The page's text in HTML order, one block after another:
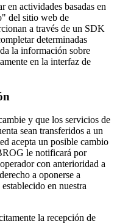
en actividades basadas en
del sitio web de
a través de un SDK
determinadas
la información sobre
en la interfaz de
y que los servicios de
sean transferidos a un
acepta un posible cambio
le notificará por
con anterioridad a
a oponerse a
en nuestra
la recepción de